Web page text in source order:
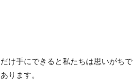
け手にできると私たちは思いがちで
ります。